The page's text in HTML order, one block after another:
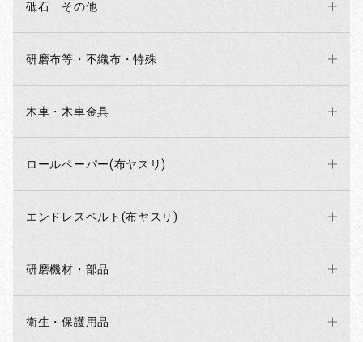
砥石 その他
研磨布等・不織布・特殊
木車・木車金具
ロールペーパー(布ヤスリ)
エンドレスベルト(布ヤスリ)
研磨機材・部品
衛生・保護用品